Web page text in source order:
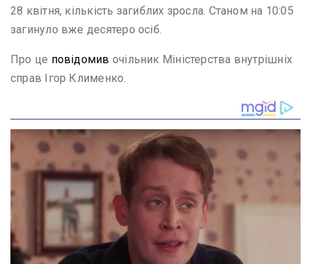
28 квітня, кількість загиблих зросла. Станом на 10:05
загинуло вже десятеро осіб.
Про це повідомив очільник Міністерства внутрішніх
справ Ігор Клименко.